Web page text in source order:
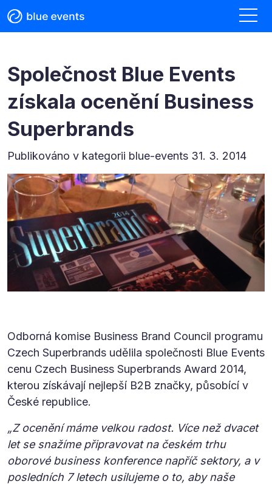
Společnost Blue Events
získala ocenění Business
Superbrands
Publikováno v kategorii blue-events 31. 3. 2014
Odborná komise Business Brand Council programu
Czech Superbrands udělila společnosti Blue Events
cenu Czech Business Superbrands Award 2014,
kterou získávají nejlepší B2B značky, působící v
České republice.
„Z ocenění máme velkou radost. Více než dvacet
let se snažíme připravovat na českém trhu
oborové business konference napříč sektory, a v
posledních 7 letech usilujeme o to, aby naše